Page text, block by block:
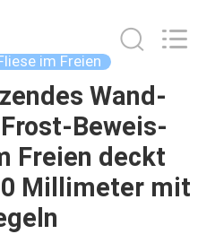
im Freien
Wand-
Beweis-
Freien deckt
Millimeter mit